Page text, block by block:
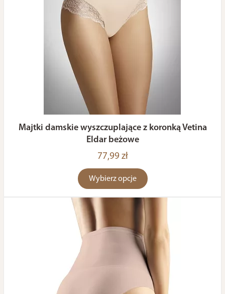
Majtki damskie wyszczuplające z koronką Vetina
Eldar beżowe
77,99 zł
Wybierz opcje